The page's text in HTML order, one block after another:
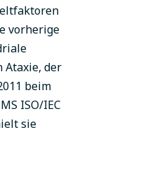
vorherige
Ataxie, der
beim
ISO/IEC
sie